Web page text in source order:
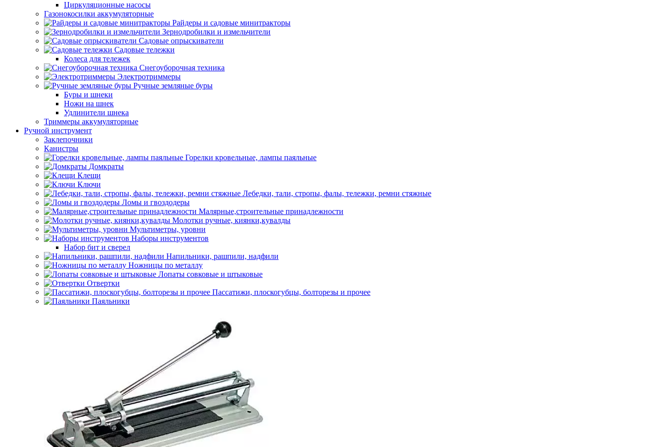
Циркуляционные насосы
Газонокосилки аккумуляторные
Райдеры и садовые минитракторы
Зернодробилки и измельчители
Садовые опрыскиватели
Садовые тележки
Колеса для тележек
Снегоуборочная техника
Электротриммеры
Ручные земляные буры
Буры и шнеки
Ножи на шнек
Удлинители шнека
Триммеры аккумуляторные
Ручной инструмент
Заклепочники
Канистры
Горелки кровельные, лампы паяльные
Домкраты
Клещи
Ключи
Лебедки, тали, стропы, фалы, тележки, ремни стяжные
Ломы и гвоздодеры
Малярные,строительные принадлежности
Молотки ручные, киянки,кувалды
Мультиметры, уровни
Наборы инструментов
Набор бит и сверел
Напильники, рашпили, надфили
Ножницы по металлу
Лопаты совковые и штыковые
Отвертки
Пассатижи, плоскогубцы, болторезы и прочее
Паяльники